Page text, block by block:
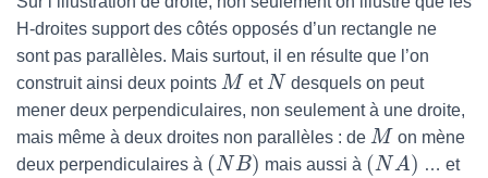
H-droites support des côtés opposés d’un rectangle ne
sont pas parallèles. Mais surtout, il en résulte que l’on
construit ainsi deux points M etN desquels on peut
mener deux perpendiculaires, non seulement à une droite,
mais même à deux droites non parallèles : de M on mène
deux perpendiculaires à (NB) mais aussi à (NA) … et